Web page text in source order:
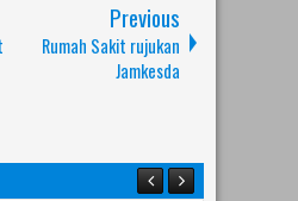
Previous
Rumah Sakit rujukan
Jamkesda